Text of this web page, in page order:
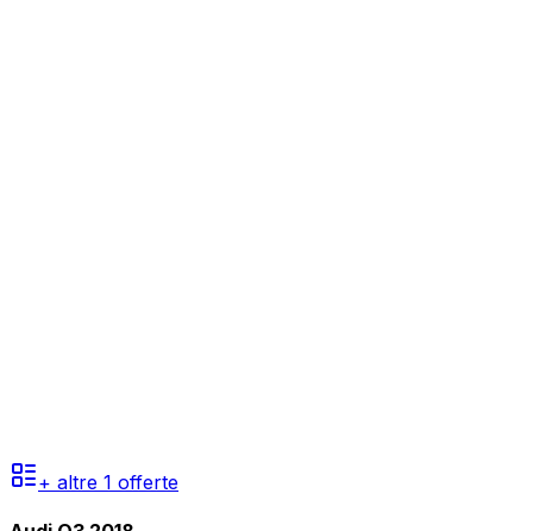
+ altre 1 offerte